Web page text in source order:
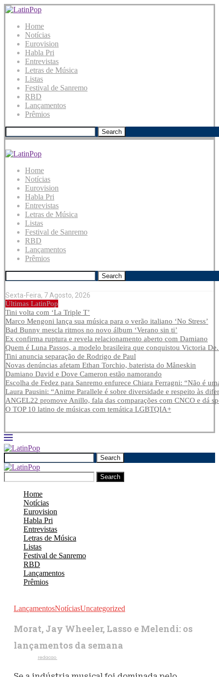
Home
Notícias
Eurovision
Habla Pri
Entrevistas
Letras de Música
Listas
Festival de Sanremo
RBD
Lançamentos
Prêmios
Search
Home
Notícias
Eurovision
Habla Pri
Entrevistas
Letras de Música
Listas
Festival de Sanremo
RBD
Lançamentos
Prêmios
Search
Sexta-Feira, 7 Agosto, 2026
Últimas LatinPop
Tini volta com ‘La Triple T’
Marco Mengoni lança sua música para o verão italiano ‘No Stress’
Bad Bunny mescla ritmos no novo álbum ‘Verano sin ti’
Ex confirma ruptura e revela relacionamento aberto com Damiano
Quem é Luna Passos, a modelo brasileira que conquistou Victoria
Tini anuncia separação de Rodrigo de Paul
Novas denúncias afetam Ethan Torchio, baterista do Måneskin
Damiano David e Dove Cameron estão namorando
Escolha de Fedez para Sanremo enfurece Chiara Ferragni: “Não é
Laura Pausini: “Anime Parallele é sobre diversidade e respeito às
ANGEL22 promove Anillo, fala das comparações com CNCO e dá
O TOP 10 latino de músicas com temática LGBTQIA+
Search
Search
Home
Notícias
Eurovision
Habla Pri
Entrevistas
Letras de Música
Listas
Festival de Sanremo
RBD
Lançamentos
Prêmios
LançamentosNotíciasUncategorized
Morat, Jay Wheeler, Lasso e Melendi: os
lançamentos da semana
redacao